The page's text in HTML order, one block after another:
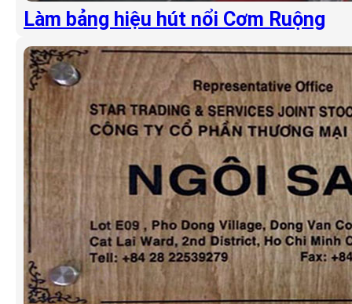
Làm bảng hiệu hút nổi Cơm Ruộng